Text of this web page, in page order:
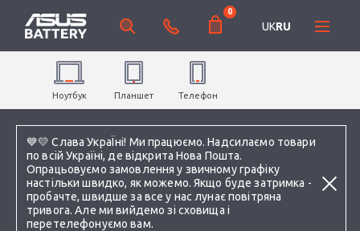
💙💛 Слава УкраЇні! Ми працюємо. Надсилаємо товари
по всій Україні, де відкрита Нова Пошта.
Опрацьовуємо замовлення у звичному графіку
настільки швидко, як можемо. Якщо буде затримка -
пробачте, швидше за все у нас лунає повітряна
тривога. Але ми вийдемо зі сховища і
перетелефонуємо вам.
0
UKRU
Ноутбук Планшет Телефон